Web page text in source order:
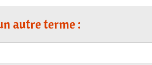
autre terme :